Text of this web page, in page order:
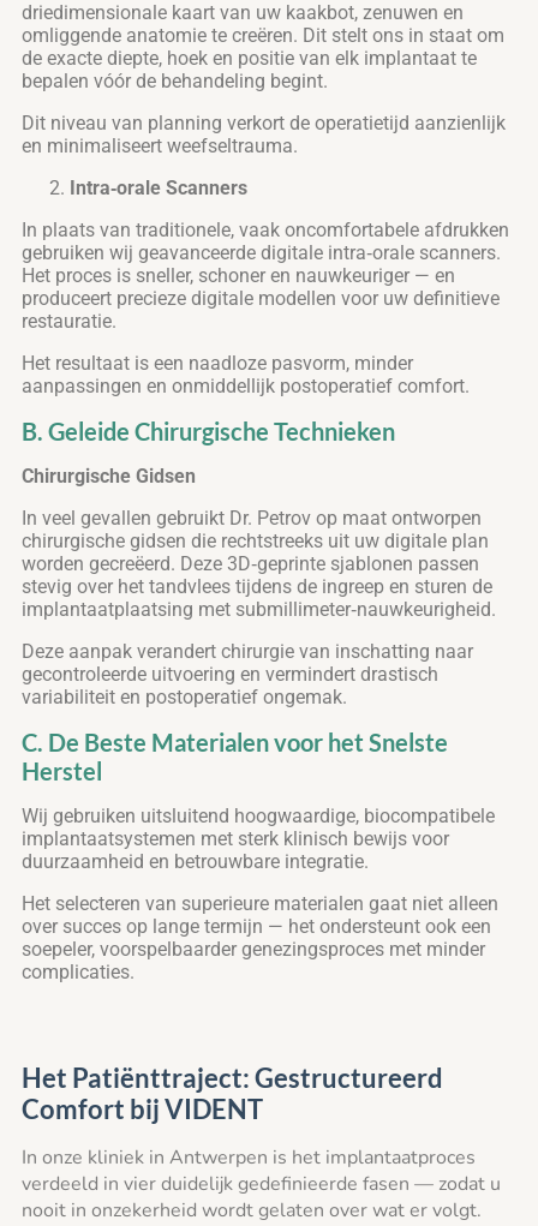
driedimensionale kaart van uw kaakbot, zenuwen en
omliggende anatomie te creëren. Dit stelt ons in staat om
de exacte diepte, hoek en positie van elk implantaat te
bepalen vóór de behandeling begint.
Dit niveau van planning verkort de operatietijd aanzienlijk
en minimaliseert weefseltrauma.
Intra‑orale Scanners
In plaats van traditionele, vaak oncomfortabele afdrukken
gebruiken wij geavanceerde digitale intra‑orale scanners.
Het proces is sneller, schoner en nauwkeuriger — en
produceert precieze digitale modellen voor uw definitieve
restauratie.
Het resultaat is een naadloze pasvorm, minder
aanpassingen en onmiddellijk postoperatief comfort.
B. Geleide Chirurgische Technieken
Chirurgische Gidsen
In veel gevallen gebruikt Dr. Petrov op maat ontworpen
chirurgische gidsen die rechtstreeks uit uw digitale plan
worden gecreëerd. Deze 3D‑geprinte sjablonen passen
stevig over het tandvlees tijdens de ingreep en sturen de
implantaatplaatsing met submillimeter‑nauwkeurigheid.
Deze aanpak verandert chirurgie van inschatting naar
gecontroleerde uitvoering en vermindert drastisch
variabiliteit en postoperatief ongemak.
C. De Beste Materialen voor het Snelste
Herstel
Wij gebruiken uitsluitend hoogwaardige, biocompatibele
implantaatsystemen met sterk klinisch bewijs voor
duurzaamheid en betrouwbare integratie.
Het selecteren van superieure materialen gaat niet alleen
over succes op lange termijn — het ondersteunt ook een
soepeler, voorspelbaarder genezingsproces met minder
complicaties.
Het Patiënttraject: Gestructureerd
Comfort bij VIDENT
In onze kliniek in Antwerpen is het implantaatproces
verdeeld in vier duidelijk gedefinieerde fasen — zodat u
nooit in onzekerheid wordt gelaten over wat er volgt.